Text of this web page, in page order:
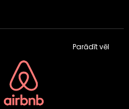
Parādīt vēl